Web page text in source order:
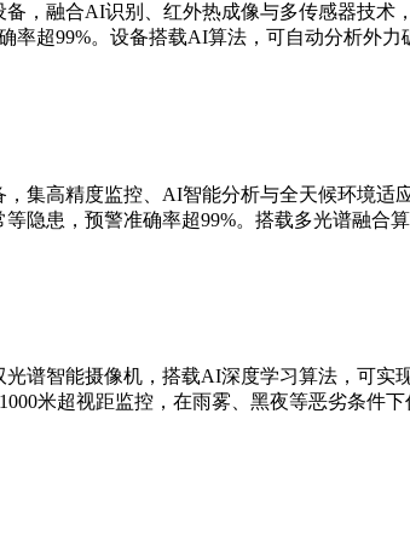
，融合AI识别、红外热成像与多传感器技术
超99%。设备搭载AI算法，可自动分析外力
集高精度监控、AI智能分析与全天候环境适
隐患，预警准确率超99%。搭载多光谱融合
智能摄像机，搭载AI深度学习算法，可实
米超视距监控，在雨雾、黑夜等恶劣条件下